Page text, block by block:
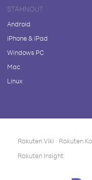
STÁHNOUT
Android
iPhone & iPad
Windows PC
Mac
Linux
Rakuten Viki Rakuten
Rakuten Insight